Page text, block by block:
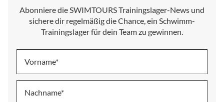
Abonniere die SWIMTOURS Trainingslager-News und
sichere dir regelmäßig die Chance, ein Schwimm-
Trainingslager für dein Team zu gewinnen.
Vorname
Nachname